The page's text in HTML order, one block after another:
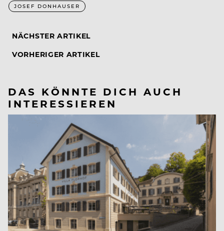
JOSEF DONHAUSER
NÄCHSTER ARTIKEL
VORHERIGER ARTIKEL
DAS KÖNNTE DICH AUCH
INTERESSIEREN